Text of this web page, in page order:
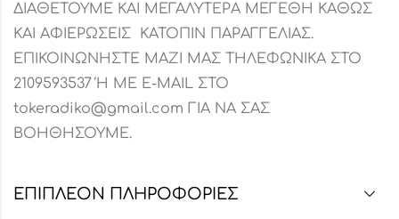
ΔΙΑΘΕΤΟΥΜΕ ΚΑΙ ΜΕΓΑΛΥΤΕΡΑ ΜΕΓΕΘΗ ΚΑΘΩΣ
ΚΑΙ ΑΦΙΕΡΩΣΕΙΣ ΚΑΤΟΠΙΝ ΠΑΡΑΓΓΕΛΙΑΣ.
ΕΠΙΚΟΙΝΩΝΗΣΤΕ ΜΑΖΙ ΜΑΣ ΤΗΛΕΦΩΝΙΚΑ ΣΤΟ
2109593537 Ή ΜΕ E-MAIL ΣΤΟ
tokeradiko@gmail.com ΓΙΑ ΝΑ ΣΑΣ
ΒΟΗΘΗΣΟΥΜΕ.
ΕΠΙΠΛΈΟΝ ΠΛΗΡΟΦΟΡΊΕΣ